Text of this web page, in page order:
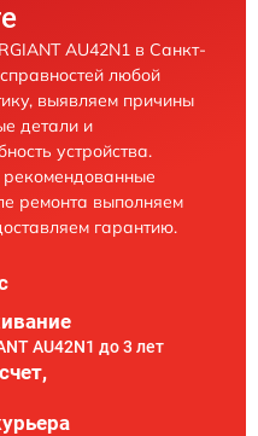
AU42N1 в Санкт-
любой
выявляем причины
детали и
устройства.
ремонта выполняем
гарантию.
AU42N1 до 3 лет